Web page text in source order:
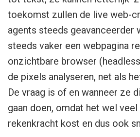
toekomst zullen de live web-
agents steeds geavanceerder
steeds vaker een webpagina
onzichtbare browser
de pixels analyseren, net als
De vraag is of en wanneer ze
gaan doen, omdat het wel
rekenkracht kost en dus ook